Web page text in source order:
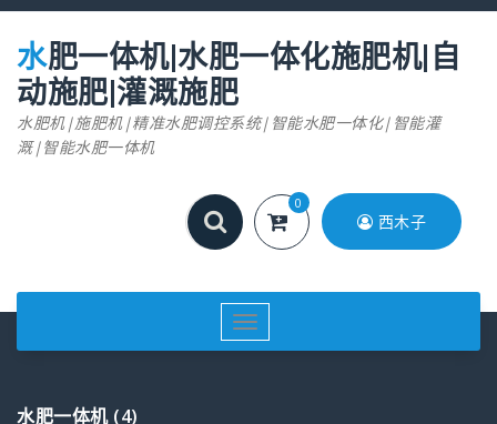
跳
水肥一体机|水肥一体化施肥机|自
动施肥|灌溉施肥
水肥机|施肥机|精准水肥调控系统|智能水肥一体化|智能灌
溉|智能水肥一体机
0
西木子
切
换
水肥一体机 (4)